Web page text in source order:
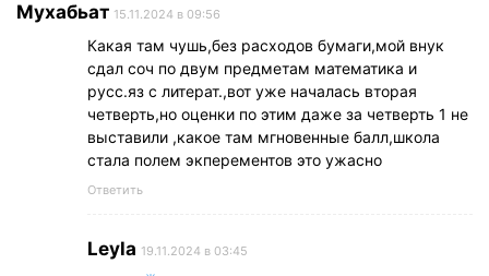
Мухабьат 15.11.2024 в 09:56
Какая там чушь,без расходов бумаги,мой внук
сдал соч по двум предметам математика и
русс.яз с литерат.,вот уже началась вторая
четверть,но оценки по этим даже за четверть 1 не
выставили ,какое там мгновенные балл,школа
стала полем экперементов это ужасно
Ответить
Leyla 19.11.2024 в 03:45